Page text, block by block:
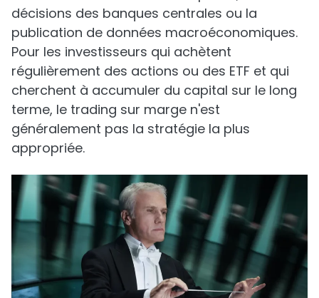
décisions des banques centrales ou la
publication de données macroéconomiques.
Pour les investisseurs qui achètent
régulièrement des actions ou des ETF et qui
cherchent à accumuler du capital sur le long
terme, le trading sur marge n'est
généralement pas la stratégie la plus
appropriée.